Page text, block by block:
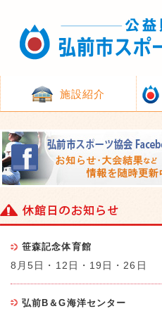
施設紹介
笹森記念体育館
8月5日・12日・19日・26日
弘前B＆G海洋センター